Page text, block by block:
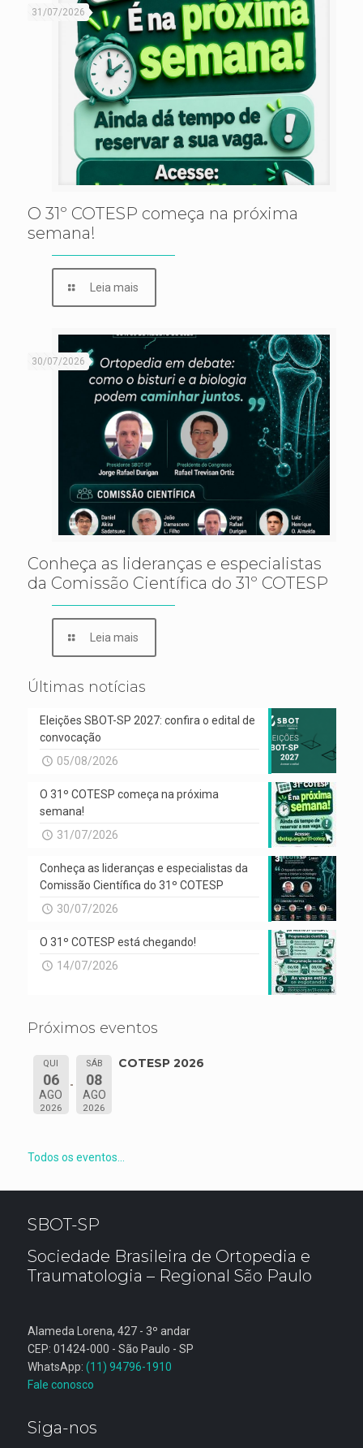
31/07/2026
O 31º COTESP começa na próxima
semana!
Leia mais
30/07/2026
Conheça as lideranças e especialistas
da Comissão Científica do 31º COTESP
Leia mais
Últimas notícias
Eleições SBOT-SP 2027: confira o edital de
convocação
05/08/2026
O 31º COTESP começa na próxima
semana!
31/07/2026
Conheça as lideranças e especialistas da
Comissão Científica do 31º COTESP
30/07/2026
O 31º COTESP está chegando!
14/07/2026
Próximos eventos
QUI
06
AGO
2026
SÁB
08
AGO
2026
COTESP 2026
Todos os eventos...
SBOT-SP
Sociedade Brasileira de Ortopedia e
Traumatologia – Regional São Paulo
Alameda Lorena, 427 - 3º andar
CEP: 01424-000 - São Paulo - SP
WhatsApp: (11) 94796-1910
Fale conosco
Siga-nos